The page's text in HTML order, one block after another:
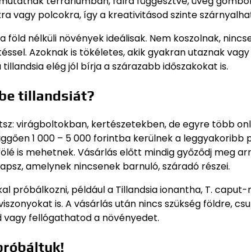
vagy polcokra, így a kreativitásod szinte
föld nélküli növények ideálisak. Nem koszolnak,
Azoknak is tökéletes, akik gyakran utaznak
elég jól bírja a szárazabb időszakokat is.
tillandsiát?
virágboltokban, kertészetekben, de egyre több
1 000 – 5 000 forintba kerülnek a leggyakoribb
is mehetnek. Vásárlás előtt mindig győződj meg
amelynek nincsenek barnuló, száradó részei.
próbálkozni, például a Tillandsia ionantha, T. caput-
is. A vásárlás után nincs szükség földre,
vagy fellógathatod a növényedet.